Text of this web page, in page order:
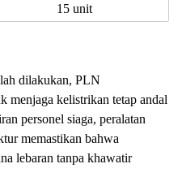
15 unit
dilakukan, PLN
menjaga kelistrikan tetap andal
personel siaga, peralatan
memastikan bahwa
lebaran tanpa khawatir